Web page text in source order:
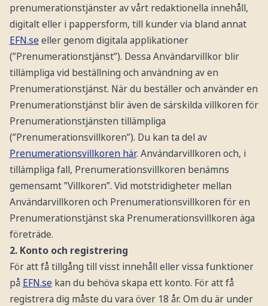
prenumerationstjänster av vårt redaktionella innehåll,
digitalt eller i pappersform, till kunder via bland annat
EFN.seeller genom digitala applikationer
(”Prenumerationstjänst”). Dessa Användarvillkor blir
tillämpliga vid beställning och användning av en
Prenumerationstjänst. När du beställer och använder en
Prenumerationstjänst blir även de särskilda villkoren för
Prenumerationstjänsten tillämpliga
(”Prenumerationsvillkoren”). Du kan ta del av
Prenumerationsvillkoren här. Användarvillkoren och, i
tillämpliga fall, Prenumerationsvillkoren benämns
gemensamt ”Villkoren”. Vid motstridigheter mellan
Användarvillkoren och Prenumerationsvillkoren för en
Prenumerationstjänst ska Prenumerationsvillkoren äga
företräde.
2. Konto och registrering
För att få tillgång till visst innehåll eller vissa funktioner
på EFN.sekan du behöva skapa ett konto. För att få
registrera dig måste du vara över 18 år. Om du är under